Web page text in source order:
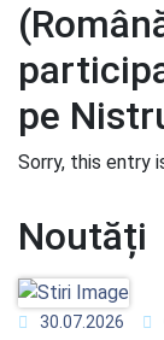
pe
Sorry, this entry
Noutăți
30.07.2026